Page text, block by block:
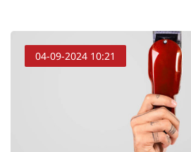
04-09-2024 10:21